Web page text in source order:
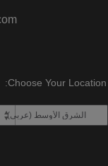
Choose Your Location: